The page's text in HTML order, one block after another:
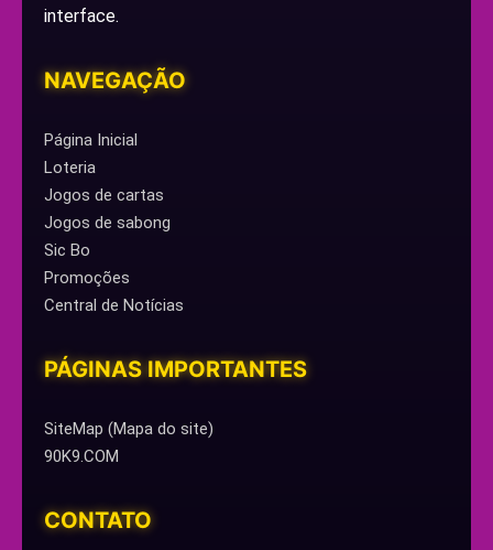
interface.
NAVEGAÇÃO
Página Inicial
Loteria
Jogos de cartas
Jogos de sabong
Sic Bo
Promoções
Central de Notícias
PÁGINAS IMPORTANTES
SiteMap (Mapa do site)
90K9.COM
CONTATO